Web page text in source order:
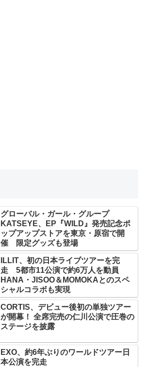
グローバル・ガール・グループ
KATSEYE、EP『WILD』発売記念ポ
ップアップストアを東京・原宿で開
催 限定グッズも登場
ILLIT、初の日本ライブツアーを完
走 5都市11公演で約6万人を動員
HANA・JISOO＆MOMOKAとのスペ
シャルコラボも実現
CORTIS、デビュー後初の単独ツアー
が開幕！ 全席完売の仁川公演で圧巻の
ステージを披露
EXO、約6年ぶりのワールドツアー日
本公演を完走